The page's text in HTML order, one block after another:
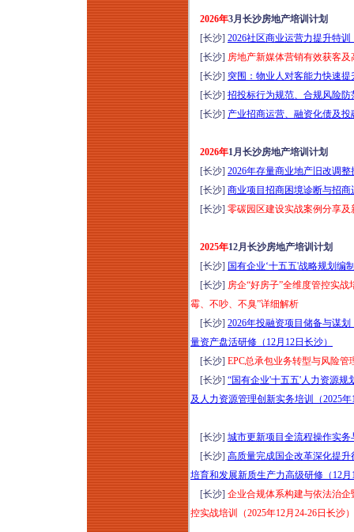
州）
商业地产全流程与资
产管理提升研修（8
月8-9日石家庄）公募
REITs解析、策划定
位、收益测算、筹备
期招商与开业后资产
增值经营实操心法
2026年商业标杆项目
会员运营与直播营销
实战特训班（8月8-9
日郑州）
2026年康养项目定位
设计与营销运营提升
研讨暨项目考察（8
月8-9日上海）从定位
筹开、空间设计、品
牌营销到运营管理全
生命周期
2026年云南温泉水疗
运动疗愈+爱情疗愈
标杆项目考察（8月9-
12日）
国企央企及事业单位
项目全生命周期管理
实战能力提升专题培
训（2026年8月11-12
日成都）
2026年3月长沙房地产培训计划
[长沙] 2026社区商业运营力提升特训
[长沙] 房地产新媒体营销有效获客及
[长沙] 突围：物业人对客能力快速提
[长沙] 招投标行为规范、合规风险
[长沙] 产业招商运营、融资化债及投
2026年1月长沙房地产培训计划
[长沙] 2026年存量商业地产旧改调
[长沙] 商业项目招商困境诊断与招商
[长沙] 零碳园区建设实战案例分享
2025年12月长沙房地产培训计划
[长沙] 国有企业‘十五五'战略规划编
[长沙] 房企“好房子”全维度管控实战
霉、不吵、不臭”详细解析
[长沙] 2026年投融资项目储备与谋
量资产盘活研修（12月12日长沙）
[长沙] EPC总承包业务转型与风险管
[长沙] “国有企业'十五五'人力资源
及人力资源管理创新实务培训（2025
[长沙] 城市更新项目全流程操作实务
[长沙] 高质量完成国企改革深化提
培育和发展新质生产力高级研修（12月
[长沙] 企业合规体系构建与依法治
控实战培训（2025年12月24-26日长沙）